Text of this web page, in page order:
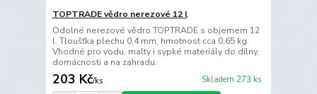
TOPTRADE vědro nerezové 12 l
Odolné nerezové vědro TOPTRADE s objemem 12
l. Tloušťka plechu 0,4 mm, hmotnost cca 0,65 kg.
Vhodné pro vodu, malty i sypké materiály do dílny,
domácnosti a na zahradu.
203 Kč/ks Skladem 273 ks